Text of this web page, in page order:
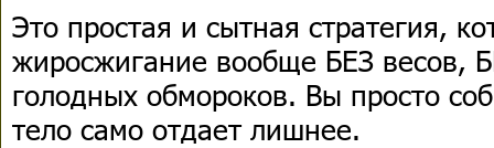
Это простая и сытная стратегия,
жиросжигание вообще БЕЗ весов,
голодных обмороков. Вы просто
тело само отдает лишнее.